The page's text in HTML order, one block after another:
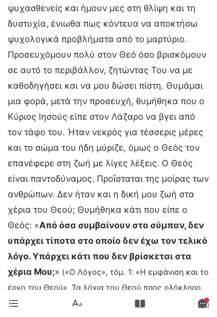
ψυχασθενείς και ήμουν μες στη θλίψη και τη
δυστυχία, ένιωθα πως κόντευα να αποκτήσω
ψυχολογικά προβλήματα από το μαρτύριο.
Προσευχόμουν πολύ στον Θεό όσο βρισκόμουν
σε αυτό το περιβάλλον, ζητώντας Του να με
καθοδηγήσει και να μου δώσει πίστη. Θυμάμαι
μια φορά, μετά την προσευχή, θυμήθηκα που ο
Κύριος Ιησούς είπε στον Λάζαρο να βγει από
τον τάφο του. Ήταν νεκρός για τέσσερις μέρες
και το σώμα του ήδη μύριζε, όμως ο Θεός τον
επανέφερε στη ζωή με λίγες λέξεις. Ο Θεός
είναι παντοδύναμος. Προΐσταται της μοίρας των
ανθρώπων. Δεν ήταν και η δική μου ζωή στα
χέρια του Θεού; Θυμήθηκα κάτι που είπε ο
Θεός: «Από όσα συμβαίνουν στο σύμπαν, δεν
υπάρχει τίποτα στο οποίο δεν έχω τον τελικό
λόγο. Υπάρχει κάτι που δεν βρίσκεται στα
χέρια Μου;» («Ο Λόγος», τόμ. 1: «Η εμφάνιση και το
έργο του Θεού», Τα λόγια του Θεού προς ολόκληρο
το σύμπαν, Κεφάλαιο 1)
. Το αν τα φάρμακα θα με